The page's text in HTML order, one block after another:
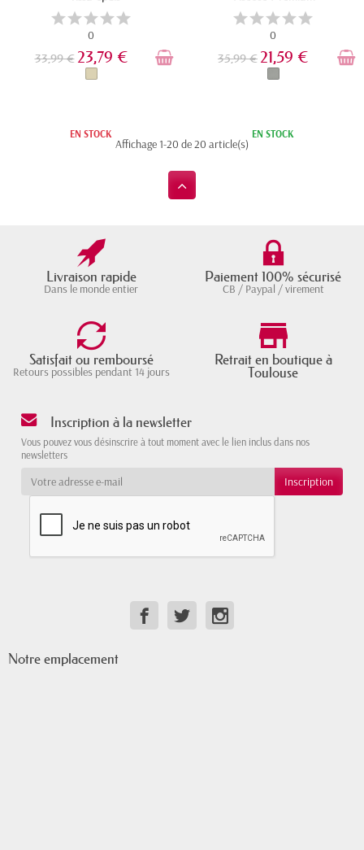
0
33,99 € 23,79 €
EN STOCK
0
35,99 € 21,59 €
EN STOCK
Affichage 1-20 de 20 article(s)
Livraison rapide
Dans le monde entier
Paiement 100% sécurisé
CB / Paypal / virement
Satisfait ou remboursé
Retours possibles pendant 14 jours
Retrait en boutique à
Toulouse
Inscription à la newsletter
Vous pouvez vous désinscrire à tout moment avec le lien inclus dans nos
newsletters
Notre emplacement